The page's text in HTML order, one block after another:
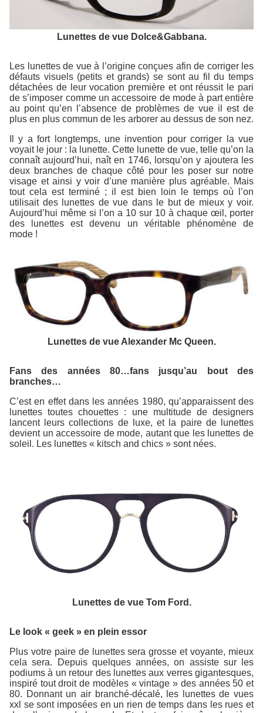
Lunettes de vue Dolce&Gabbana.
Les lunettes de vue à l’origine conçues afin de corriger les
défauts visuels (petits et grands) se sont au fil du temps
détachées de leur vocation première et ont réussit le pari
de s’imposer comme un accessoire de mode à part entière
au point qu’en l’absence de problèmes de vue il est de
plus en plus commun de les arborer au dessus de son nez.
Il y a fort longtemps, une invention pour corriger la vue
voyait le jour : la lunette. Cette lunette de vue, telle qu’on la
connaît aujourd’hui, naît en 1746, lorsqu’on y ajoutera les
deux branches de chaque côté pour les poser sur notre
visage et ainsi y voir d’une manière plus agréable. Mais
tout cela est terminé ; il est bien loin le temps où l’on
utilisait des lunettes de vue dans le but de mieux y voir.
Aujourd’hui même si l’on a 10 sur 10 à chaque œil, porter
des lunettes est devenu un véritable phénomène de
mode !
Lunettes de vue Alexander Mc Queen.
Fans des années 80…fans jusqu’au bout des
branches…
C’est en effet dans les années 1980, qu’apparaissent des
lunettes toutes chouettes : une multitude de designers
lancent leurs collections de luxe, et la paire de lunettes
devient un accessoire de mode, autant que les lunettes de
soleil. Les lunettes « kitsch and chics » sont nées.
Lunettes de vue Tom Ford.
Le look « geek » en plein essor
Plus votre paire de lunettes sera grosse et voyante, mieux
cela sera. Depuis quelques années, on assiste sur les
podiums à un retour des lunettes aux verres gigantesques,
inspiré tout droit de modèles « vintage » des années 50 et
80. Donnant un air branché-décalé, les lunettes de vues
xxl se sont imposées en un rien de temps dans les rues et